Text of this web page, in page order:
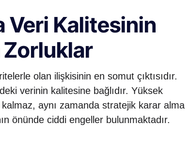
Veri Kalitesinin
Zorluklar
olan ilişkisinin en somut çıktısıdır.
verinin kalitesine bağlıdır. Yüksek
aynı zamanda stratejik karar alma
önünde ciddi engeller bulunmaktadır.